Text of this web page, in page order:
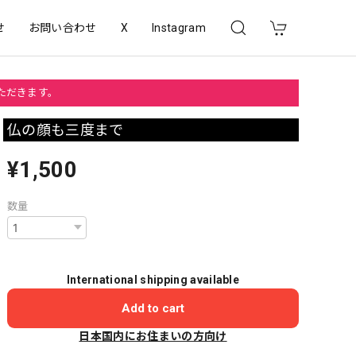
お問い合わせ X Instagram
きます。
仏の顔も三度まで
¥1,500
数量
International shipping available
Add to cart
日本国内にお住まいの方向け